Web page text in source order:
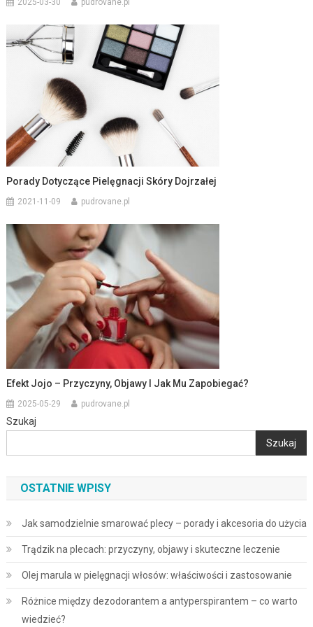
2025-03-30 pudrovane.pl
Porady Dotyczące Pielęgnacji Skóry Dojrzałej
2021-11-09 pudrovane.pl
Efekt Jojo – Przyczyny, Objawy I Jak Mu Zapobiegać?
2025-05-29 pudrovane.pl
Szukaj
Szukaj
OSTATNIE WPISY
Jak samodzielnie smarować plecy – porady i akcesoria do użycia
Trądzik na plecach: przyczyny, objawy i skuteczne leczenie
Olej marula w pielęgnacji włosów: właściwości i zastosowanie
Różnice między dezodorantem a antyperspirantem – co warto
wiedzieć?